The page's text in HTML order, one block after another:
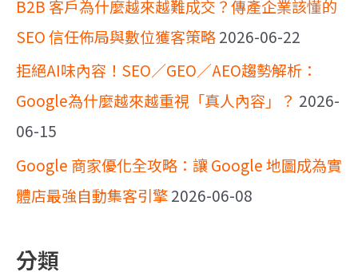
B2B 客戶為什麼越來越難成交？傳產企業該懂的
SEO 信任佈局與數位獲客策略2026-06-22
拒絕AI味內容！SEO／GEO／AEO趨勢解析：
Google為什麼越來越重視「真人內容」？ 2026-
06-15
Google 商家優化全攻略：讓 Google 地圖成為實
體店最強自動集客引擎2026-06-08
分類